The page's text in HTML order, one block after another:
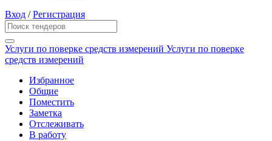
Вход /Регистрация
Услуги по поверке средств измерений Услуги по поверке
средств измерений
Избранное
Общие
Поместить
Заметка
Отслеживать
В работу